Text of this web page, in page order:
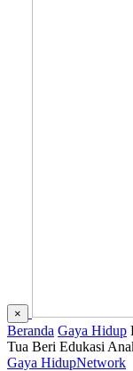
×
Beranda Gaya Hidup
Tua Beri Edukasi
Gaya HidupNetwork